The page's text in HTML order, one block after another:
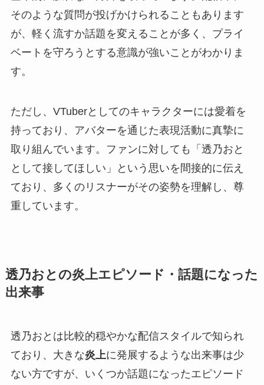
そのような質問が投げかけられることもあります
が、軽く流すか話題を変えることが多く、プライ
ベートを守ろうとする意識が強いことがわかりま
す。
ただし、VTuberとしてのキャラクターには愛着を
持っており、アバターを通じた表現活動に真摯に
取り組んでいます。ファンに対しても「透乃おと
として接してほしい」という思いを間接的に伝え
ており、多くのリスナーがその姿勢を理解し、尊
重しています。
透乃おとの炎上エピソード・話題になった
出来事
透乃おとは比較的穏やかな配信スタイルで知られ
ており、大きな炎上に発展するような出来事は少
ない方ですが、いくつか話題になったエピソード